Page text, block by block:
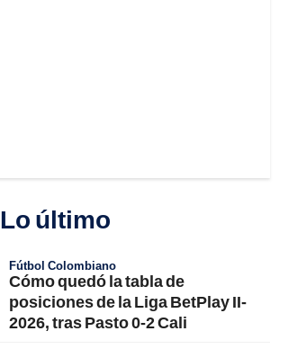
Lo último
Fútbol Colombiano
Cómo quedó la tabla de
posiciones de la Liga BetPlay II-
2026, tras Pasto 0-2 Cali